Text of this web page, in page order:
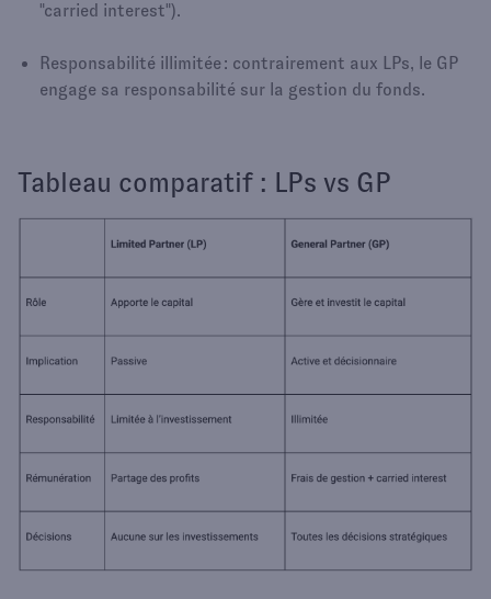
"carried interest").
Responsabilité illimitée : contrairement aux LPs, le GP
engage sa responsabilité sur la gestion du fonds.
Tableau comparatif : LPs vs GP